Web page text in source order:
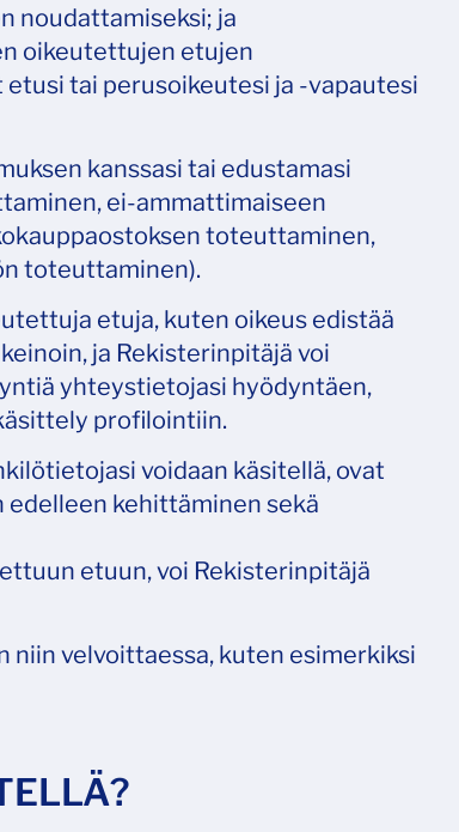
noudattamiseksi; ja
oikeutettujen etujen
tai perusoikeutesi ja -vapautesi
kanssasi tai edustamasi
ei-ammattimaiseen
toteuttaminen,
toteuttaminen).
etuja, kuten oikeus edistää
ja Rekisterinpitäjä voi
yhteystietojasi hyödyntäen,
profilointiin.
voidaan käsitellä, ovat
edelleen kehittäminen sekä
etuun, voi Rekisterinpitäjä
niin velvoittaessa, kuten esimerkiksi